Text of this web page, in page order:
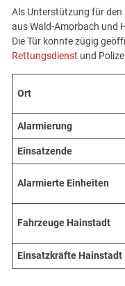
Als Unterstützung für den
aus Wald-Amorbach und
Die Tür konnte zügig
Rettungsdienst und
Ort
Alarmierung
Einsatzende
Alarmierte Einheiten
Fahrzeuge Hainstadt
Einsatzkräfte Hainstadt